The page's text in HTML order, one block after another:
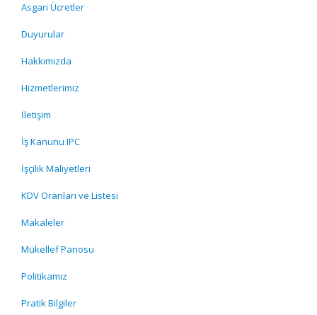
Asgari Ücretler
Duyurular
Hakkımızda
Hizmetlerimiz
İletişim
İş Kanunu IPC
İşçilik Maliyetleri
KDV Oranları ve Listesi
Makaleler
Mükellef Panosu
Politikamız
Pratik Bilgiler